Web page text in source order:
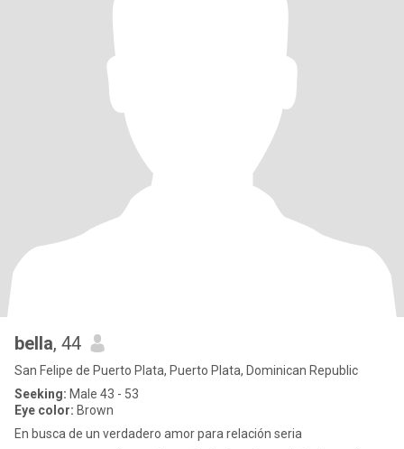
bella, 44
San Felipe de Puerto Plata, Puerto Plata, Dominican Republic
Seeking: Male 43 - 53
Eye color: Brown
En busca de un verdadero amor para relación seria